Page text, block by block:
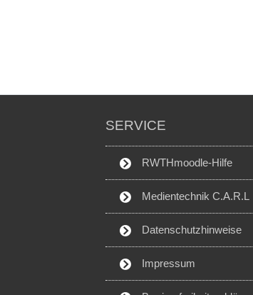
SERVICE
RWTHmoodle-Hilfe
Medientechnik C.A.R.L
Datenschutzhinweise
Impressum